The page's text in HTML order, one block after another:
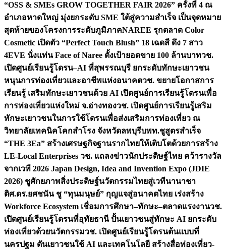
“OSS & SMEs GROW TOGETHER FAIR 2026” ครั้งที่ 4 ณ
อำเภอหาดใหญ่ มุ่งยกระดับ SME ใต้สู่ความสำเร็จ เป็นจุดหมาย
สุดท้ายของโครงการระดับภูมิภาคNAREE รุกตลาด Color
Cosmetic เปิดตัว “Perfect Touch Blush” 18 เฉดสี ดึง 7 สาว
4EVE นั่งแท่น Face of Naree ตั้งเป้ายอดขาย 100 ล้านบาทวช.
เปิดศูนย์เรียนรู้โดรน–AI ที่สุพรรณบุรี ยกระดับทักษะเยาวชน
หนุนการท่องเที่ยวและอาชีพแห่งอนาคตวช. ขยายโอกาสการ
เรียนรู้ เสริมทักษะเยาวชนด้วย AI เปิดศูนย์การเรียนรู้โดรนเพื่อ
การท่องเที่ยวแห่งใหม่ จ.อ่างทองวช. เปิดศูนย์การเรียนรู้เสริม
ทักษะเยาวชนในการใช้โดรนเพื่อส่งเสริมการท่องเที่ยว ณ
วิทยาลัยเทคนิคโคกสำโรง จังหวัดลพบุรีบพท.ชูสูตรสำเร็จ
“THE 3Ea” สร้างเศรษฐกิจฐานรากไทยให้เติบโตด้วยการสร้าง
LE-Local Enterprises วช. แถลงข่าวนักประดิษฐ์ไทย คว้ารางวัล
จากเวที 2026 Japan Design, Idea and Invention Expo (JDIE
2026) ชูศักยภาพสิ่งประดิษฐ์นวัตกรรมไทยสู่เวทีนานาชา
ติศ.ดร.ยศชนัน ชู “ทุนมนุษย์” กุญแจสู่อนาคตไทย เร่งสร้าง
Workforce Ecosystem เชื่อมการศึกษา–ทักษะ–ตลาดแรงงานวช.
เปิดศูนย์เรียนรู้โดรนที่อุทัยธานี ปั้นเยาวชนสู่ทักษะ AI ยกระดับ
ท่องเที่ยวด้วยนวัตกรรมวช. เปิดศูนย์เรียนรู้โดรนต้นแบบที่
นครปฐม ดันเยาวชนใช้ AI และเทคโนโลยี สร้างสื่อท่องเที่ยว-